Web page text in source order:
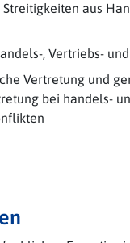
Streitigkeiten aus
, Vertriebs-
Vertretung und
bei handels-